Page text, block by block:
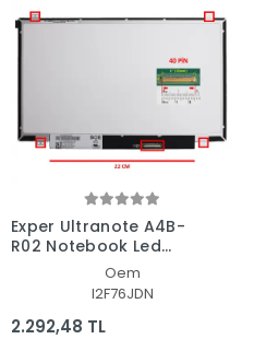
Exper Ultranote A4B-
R02 Notebook Led
Oem
I2F76JDN
2.292,48 TL